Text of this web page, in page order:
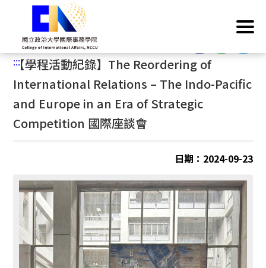
要
內
容
塊
首頁/歐盟學分學程
:::
【學程活動紀錄】 The Reordering of
International Relations – The Indo-Pacific
and Europe in an Era of Strategic
Competition 國際座談會
日期：2024-09-23